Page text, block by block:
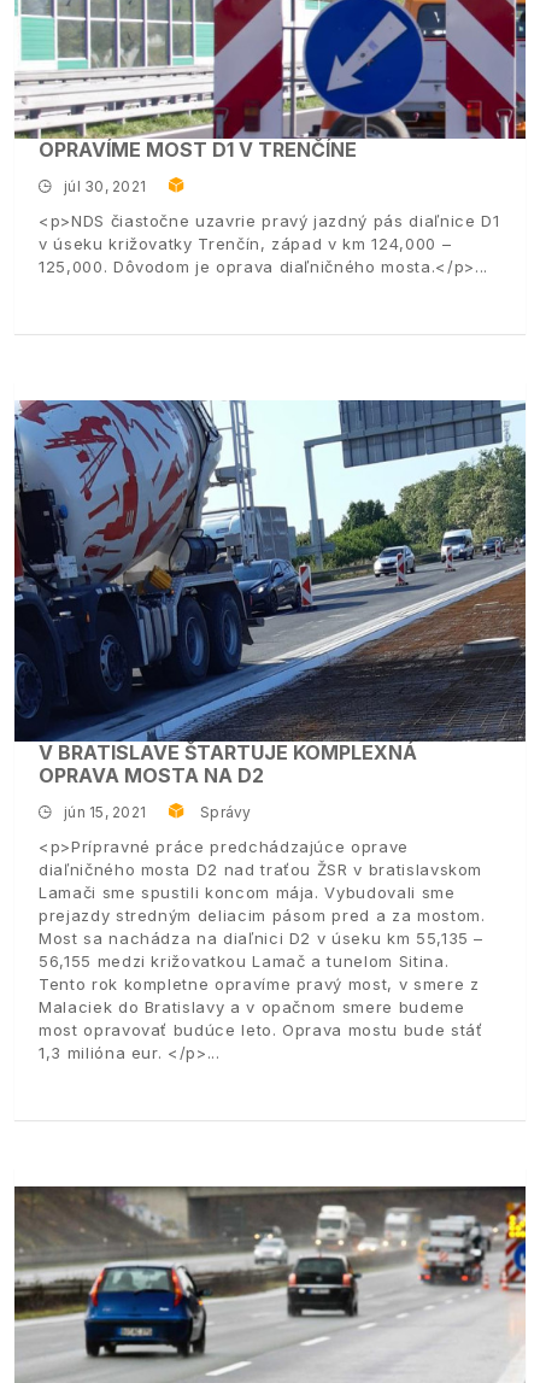
OPRAVÍME MOST D1 V TRENČÍNE
júl 30, 2021
<p>NDS čiastočne uzavrie pravý jazdný pás diaľnice D1
v úseku križovatky Trenčín, západ v km 124,000 –
125,000. Dôvodom je oprava diaľničného mosta.</p>
V BRATISLAVE ŠTARTUJE KOMPLEXNÁ
OPRAVA MOSTA NA D2
jún 15, 2021 Správy
<p>Prípravné práce predchádzajúce oprave
diaľničného mosta D2 nad traťou ŽSR v bratislavskom
Lamači sme spustili koncom mája. Vybudovali sme
prejazdy stredným deliacim pásom pred a za mostom.
Most sa nachádza na diaľnici D2 v úseku km 55,135 –
56,155 medzi križovatkou Lamač a tunelom Sitina.
Tento rok kompletne opravíme pravý most, v smere z
Malaciek do Bratislavy a v opačnom smere budeme
most opravovať budúce leto. Oprava mostu bude stáť
1,3 milióna eur. </p>